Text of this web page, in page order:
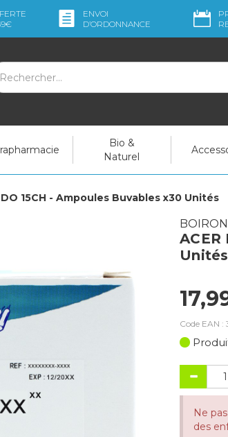
ENVOI
D’ORDONNANCE
Bio &
Naturel
15CH - Ampoules Buvables x30 Unités
BOIRON
ACER
Unités
Code EAN :
Ne
des